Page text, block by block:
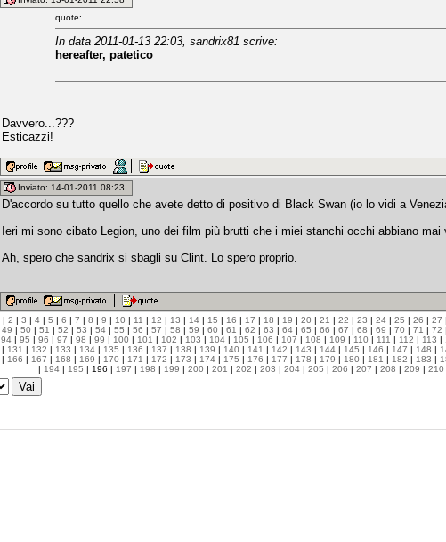
quote:
In data 2011-01-13 22:03, sandrix81 scrive:
hereafter, patetico
Davvero...???
Esticazzi!
Inviato: 14-01-2011 08:23
D'accordo su tutto quello che avete detto di positivo di Black Swan (io lo vidi a
Ieri mi sono cibato Legion, uno dei film più brutti che i miei stanchi occhi abbiano mai
Ah, spero che sandrix si sbagli su Clint. Lo spero proprio.
| 2 | 3 | 4 | 5 | 6 | 7 | 8 | 9 | 10 | 11 | 12 | 13 | 14 | 15 | 16 | 17 | 18 | 19 | 20 | 21 | 22 | 23 | 24 | 25 | 26 | 27 |
49 | 50 | 51 | 52 | 53 | 54 | 55 | 56 | 57 | 58 | 59 | 60 | 61 | 62 | 63 | 64 | 65 | 66 | 67 | 68 | 69 | 70 | 71 | 72 |
94 | 95 | 96 | 97 | 98 | 99 | 100 | 101 | 102 | 103 | 104 | 105 | 106 | 107 | 108 | 109 | 110 | 111 | 112 | 113 |
| 131 | 132 | 133 | 134 | 135 | 136 | 137 | 138 | 139 | 140 | 141 | 142 | 143 | 144 | 145 | 146 | 147 | 148 |
| 166 | 167 | 168 | 169 | 170 | 171 | 172 | 173 | 174 | 175 | 176 | 177 | 178 | 179 | 180 | 181 | 182 | 183 |
| 194 | 195 | 196 | 197 | 198 | 199 | 200 | 201 | 202 | 203 | 204 | 205 | 206 | 207 | 208 | 209 | 210